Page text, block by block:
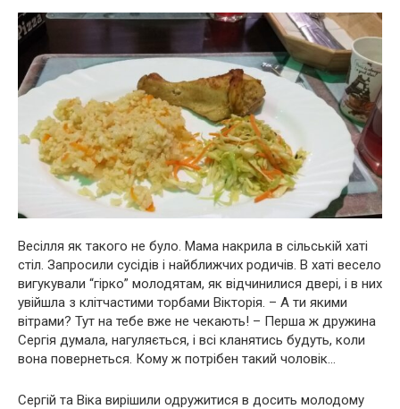
Весілля як такого не було. Мама накрила в сільській хаті
стіл. Запросили сусідів і найближчих родичів. В хаті весело
вигукували “гірко” молодятам, як відчинилися двері, і в них
увійшла з клітчастими торбами Вікторія. – А ти якими
вітрами? Тут на тебе вже не чекають! – Перша ж дружина
Сергія думала, нагуляється, і всі кланятись будуть, коли
вона повернеться. Кому ж потрібен такий чоловік…
Сергій та Віка вирішили одружитися в досить молодому